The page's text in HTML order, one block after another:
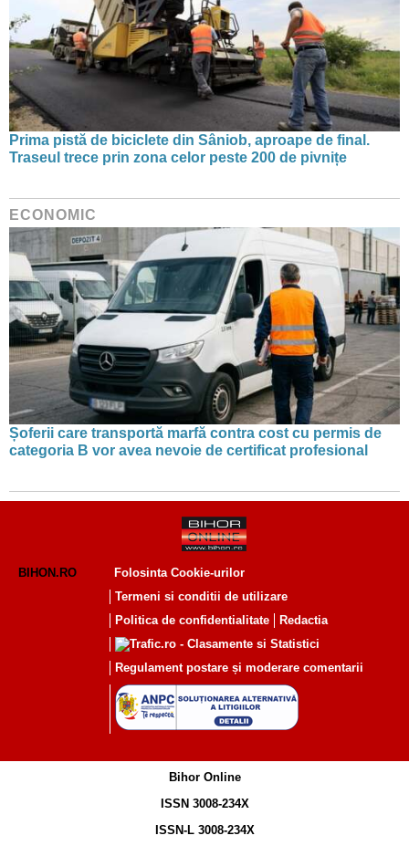
Prima pistă de biciclete din Sâniob, aproape de final.
Traseul trece prin zona celor peste 200 de pivnițe
ECONOMIC
Șoferii care transportă marfă contra cost cu permis de
categoria B vor avea nevoie de certificat profesional
BIHON.RO
Folosinta Cookie-urilor
Termeni si conditii de utilizare
Politica de confidentialitate
Redactia
Regulament postare și moderare comentarii
Bihor Online
ISSN 3008-234X
ISSN-L 3008-234X